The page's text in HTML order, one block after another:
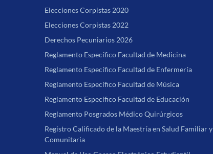
Elecciones Corpistas 2020
Elecciones Corpistas 2022
Derechos Pecuniarios 2026
Reglamento Específico Facultad de Medicina
Reglamento Específico Facultad de Enfermería
Reglamento Específico Facultad de Música
Reglamento Específico Facultad de Educación
Reglamento Posgrados Médico Quirúrgicos
Registro Calificado de la Maestría en Salud Familiar y
Comunitaria